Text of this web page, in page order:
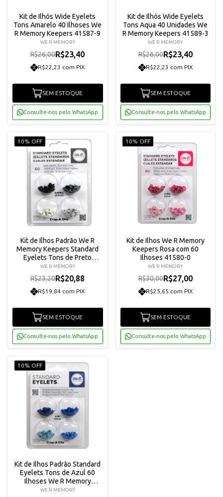
Kit de Ilhós Wide Eyelets
Tons Amarelo 40 Ilhoses We
R Memory Keepers 41587-9
WE R MEMORY
R$26,00R$23,40
R$22,23 com PIX
SEM ESTOQUE
Consulte-nos pelo WhatsApp
Kit de Ilhós Wide Eyelets
Tons Aqua 40 Unidades We
R Memory Keepers 41589-3
WE R MEMORY
R$26,00R$23,40
R$22,23 com PIX
SEM ESTOQUE
Consulte-nos pelo WhatsApp
10% OFF
Kit de Ilhos Padrão We R
Memory Keepers Standard
Eyelets Tons de Preto
41582-4
WE R MEMORY
R$23,20R$20,88
R$19,84 com PIX
SEM ESTOQUE
Consulte-nos pelo WhatsApp
10% OFF
Kit de Ilhos We R Memory
Keepers Rosa com 60
Ilhoses 41580-0
WE R MEMORY
R$30,00R$27,00
R$25,65 com PIX
SEM ESTOQUE
Consulte-nos pelo WhatsApp
10% OFF
Kit de Ilhos Padrão Standard
Eyelets Tons de Azul 60
Ilhoses We R Memory
Keepers 41578-7
WE R MEMORY